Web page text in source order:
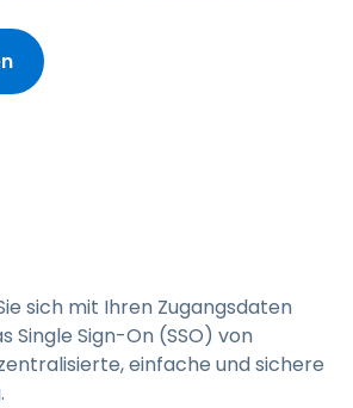
sich mit Ihren Zugangsdaten
Single Sign-On (SSO) von
einfache und sichere